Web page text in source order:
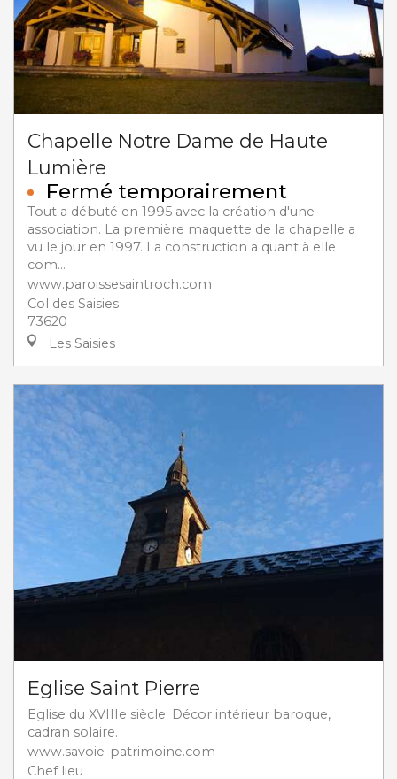
Chapelle Notre Dame de Haute
Lumière
Fermé temporairement
Tout a débuté en 1995 avec la création d'une
association. La première maquette de la chapelle a
vu le jour en 1997. La construction a quant à elle
com...
www.paroissesaintroch.com
Col des Saisies
73620
Les Saisies
Eglise Saint Pierre
Eglise du XVIIIe siècle. Décor intérieur baroque,
cadran solaire.
www.savoie-patrimoine.com
Chef lieu